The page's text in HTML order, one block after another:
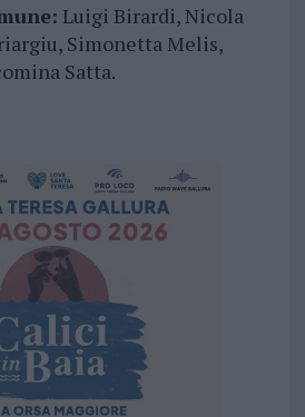
Luigi Birardi, Nicola
Simonetta Melis,
Satta.